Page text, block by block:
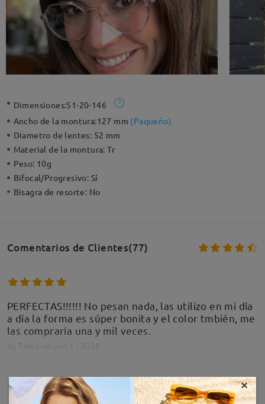
Dimensiones:51-20-146
Ancho de la montura:127 mm (Paqueño)
Diametro de lentes: 52 mm
Material de la montura:Tr
Peso: 10g
Bifocal/Progresivo: Sí
Bisagra de resorte: No
Comentarios de Clientes(77)
PERFECTAS!!!!!! No pesan nada, las utilizo en mi día
a día la forma es súper bonita y el color tmbién, me
las compraría una y mil veces.
MOSTRAR MÁS ×